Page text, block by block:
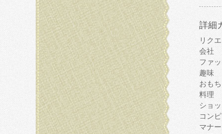
詳細
リク
会社
ファ
趣味
おも
料理
ショ
コン
マナー